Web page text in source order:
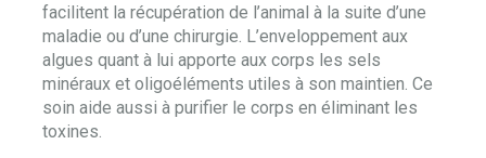
facilitent la récupération de l’animal à la suite d’une
maladie ou d’une chirurgie. L’enveloppement aux
algues quant à lui apporte aux corps les sels
minéraux et oligoéléments utiles à son maintien. Ce
soin aide aussi à purifier le corps en éliminant les
toxines.